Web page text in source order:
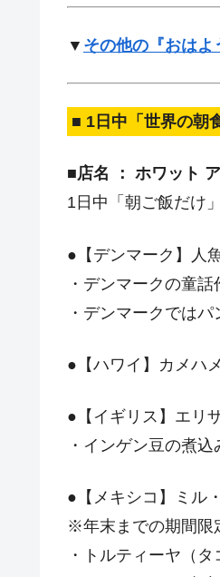
▼ その他の『おは
■ 1日中「世界の朝
■店名 ： ホワット
1日中「朝ご飯だけ
●【デンマーク】人
・デンマークの童
・デンマークでは
●【ハワイ】カメハ
●【イギリス】エリ
・インゲン豆の煮
●【メキシコ】ミ
※年末までの期間限
・トルティーヤ（タ